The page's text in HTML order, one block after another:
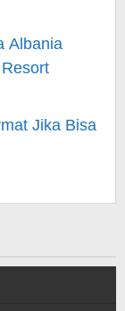
Albania
Jika Bisa